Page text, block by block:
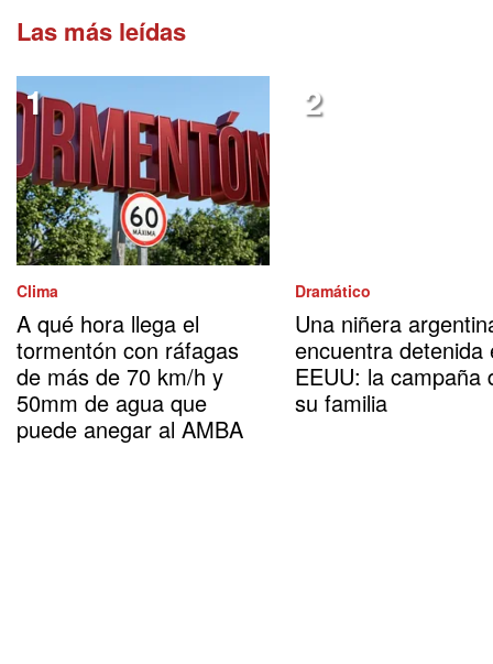
Las más leídas
Clima
A qué hora llega el
tormentón con ráfagas
de más de 70 km/h y
50mm de agua que
puede anegar al AMBA
Dramático
Una niñera
encuentra detenida
EEUU: la campaña
su familia